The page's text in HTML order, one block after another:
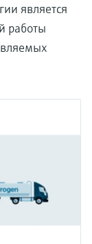
является
работы